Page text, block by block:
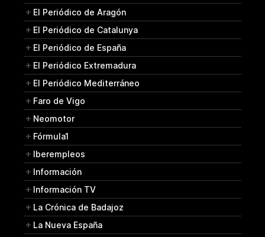
El Periódico de Aragón
El Periódico de Catalunya
El Periódico de España
El Periódico Extremadura
El Periódico Mediterráneo
Faro de Vigo
Neomotor
Fórmula1
Iberempleos
Información
Información TV
La Crónica de Badajoz
La Nueva España